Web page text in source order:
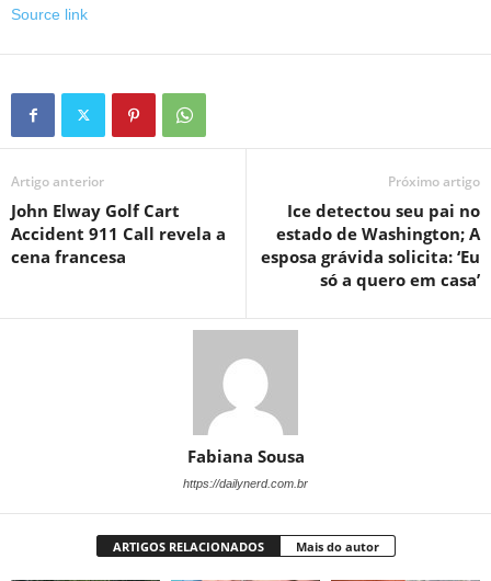
Source link
Artigo anterior
John Elway Golf Cart
Accident 911 Call revela a
cena francesa
Próximo artigo
Ice detectou seu pai no
estado de Washington; A
esposa grávida solicita: ‘Eu
só a quero em casa’
Fabiana Sousa
https://dailynerd.com.br
ARTIGOS RELACIONADOS Mais do autor